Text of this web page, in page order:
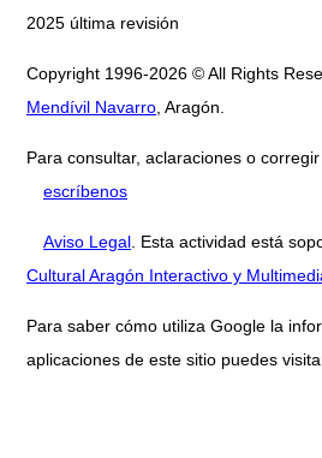
2025 última revisión
Copyright 1996-2026 © All Rights
Mendívil Navarro , Aragón.
Para consultar, aclaraciones o
escríbenos
Aviso Legal . Esta actividad está
Cultural Aragón Interactivo y
Para saber cómo utiliza Google la
aplicaciones de este sitio puedes